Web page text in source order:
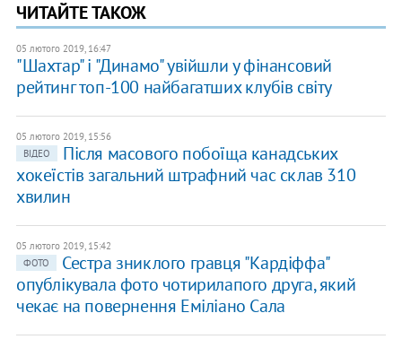
ЧИТАЙТЕ ТАКОЖ
05 лютого 2019, 16:47
"Шахтар" і "Динамо" увійшли у фінансовий
рейтинг топ-100 найбагатших клубів світу
05 лютого 2019, 15:56
ВІДЕО
Після масового побоїща канадських
хокеїстів загальний штрафний час склав 310
хвилин
05 лютого 2019, 15:42
ФОТО
Сестра зниклого гравця "Кардіффа"
опублікувала фото чотирилапого друга, який
чекає на повернення Еміліано Сала